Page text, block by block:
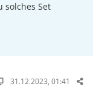
solches Set
31.12.2023, 01:41